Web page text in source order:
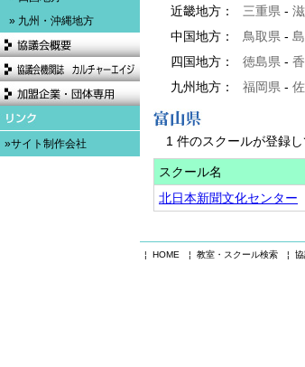
近畿地方：
三重県 -
中国地方：
鳥取県 -
四国地方：
徳島県 -
九州地方：
福岡県 -
1 件のスクールが登録し
スクール名
北日本新聞文化センター
¦ HOME ¦ 教室・スクール検索 ¦
» 九州・沖縄地方
»サイト制作会社